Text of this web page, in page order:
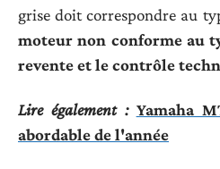
grise doit correspondre au
moteur non conforme au
revente et le contrôle
Lire également : Yamaha
abordable de l'année